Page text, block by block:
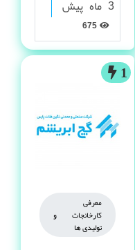
3 ماه پیش
1
معرفی
کارخانجات و
تولیدی ها